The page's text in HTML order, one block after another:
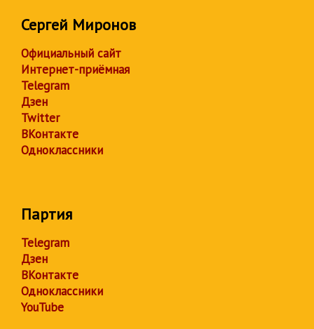
Сергей Миронов
Официальный сайт
Интернет-приёмная
Telegram
Дзен
Twitter
ВКонтакте
Одноклассники
Партия
Telegram
Дзен
ВКонтакте
Одноклассники
YouTube